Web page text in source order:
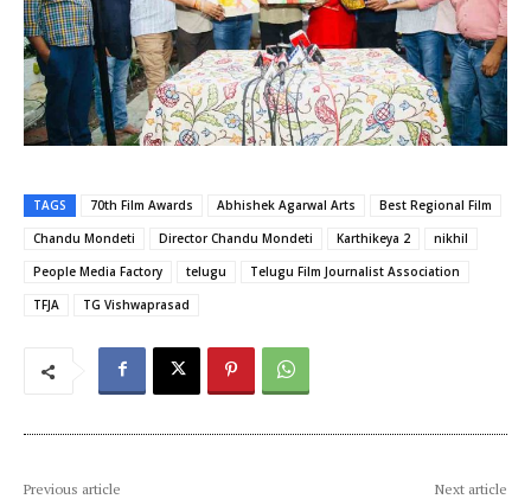
TAGS 70th Film Awards Abhishek Agarwal Arts
Best Regional Film
Chandu Mondeti
Director Chandu Mondeti Karthikeya 2
nikhil
People Media Factory
telugu
Telugu Film Journalist Association
TFJA
TG Vishwaprasad
Previous article Next article